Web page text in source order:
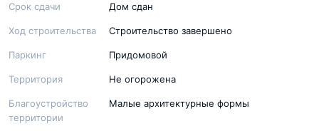
Срок сдачи Дом сдан
Ход строительства Строительство завершено
Паркинг Придомовой
Территория Не огорожена
Благоустройство
территории
Малые архитектурные формы